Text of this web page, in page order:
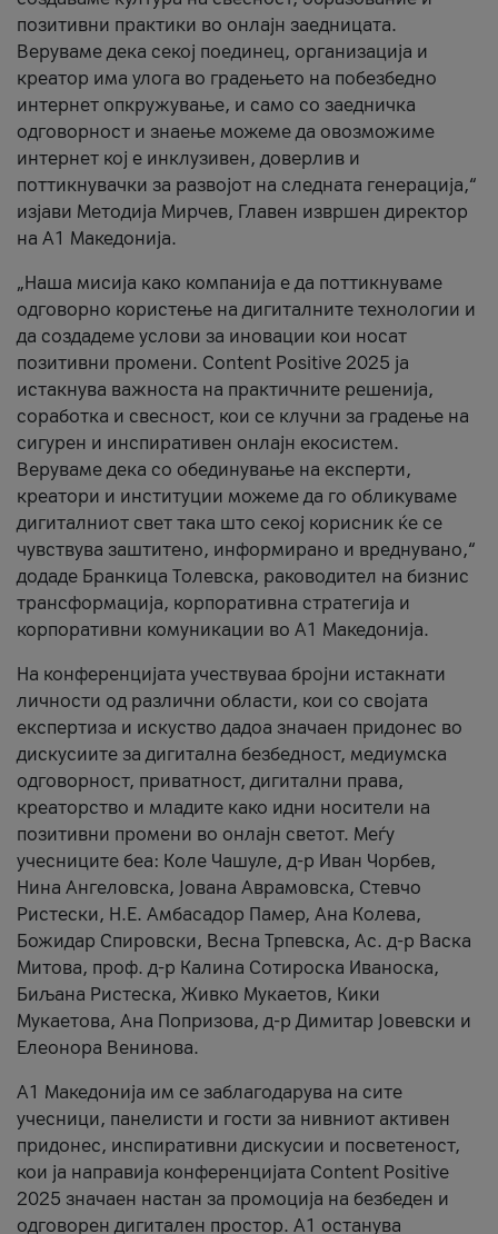
позитивни практики во онлајн заедницата.
Веруваме дека секој поединец, организација и
креатор има улога во градењето на побезбедно
интернет опкружување, и само со заедничка
одговорност и знаење можеме да овозможиме
интернет кој е инклузивен, доверлив и
поттикнувачки за развојот на следната генерација,“
изјави Методија Мирчев, Главен извршен директор
на А1 Македонија.
„Наша мисија како компанија е да поттикнуваме
одговорно користење на дигиталните технологии и
да создадеме услови за иновации кои носат
позитивни промени. Content Positive 2025 ја
истакнува важноста на практичните решенија,
соработка и свесност, кои се клучни за градење на
сигурен и инспиративен онлајн екосистем.
Веруваме дека со обединување на експерти,
креатори и институции можеме да го обликуваме
дигиталниот свет така што секој корисник ќе се
чувствува заштитено, информирано и вреднувано,“
додаде Бранкица Толевска, раководител на бизнис
трансформација, корпоративна стратегија и
корпоративни комуникации во А1 Македонија.
На конференцијата учествуваа бројни истакнати
личности од различни области, кои со својата
експертиза и искуство дадоа значаен придонес во
дискусиите за дигитална безбедност, медиумска
одговорност, приватност, дигитални права,
креаторство и младите како идни носители на
позитивни промени во онлајн светот. Меѓу
учесниците беа: Коле Чашуле, д-р Иван Чорбев,
Нина Ангеловска, Јована Аврамовска, Стевчо
Ристески, Н.Е. Амбасадор Памер, Ана Колева,
Божидар Спировски, Весна Трпевска, Ас. д-р Васка
Митова, проф. д-р Калина Сотироска Иваноска,
Биљана Ристеска, Живко Мукаетов, Кики
Мукаетова, Ана Попризова, д-р Димитар Јовевски и
Елеонора Венинова.
А1 Македонија им се заблагодарува на сите
учесници, панелисти и гости за нивниот активен
придонес, инспиративни дискусии и посветеност,
кои ја направија конференцијата Content Positive
2025 значаен настан за промоција на безбеден и
одговорен дигитален простор. А1 останува